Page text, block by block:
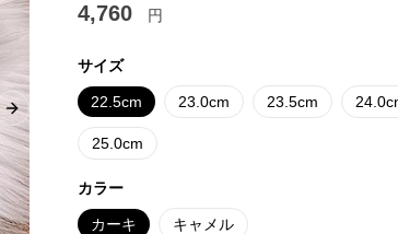
Next slide
4,760 円
サイズ
22.5cm 23.0cm 23.5cm
25.0cm
カラー
カーキ キャメル